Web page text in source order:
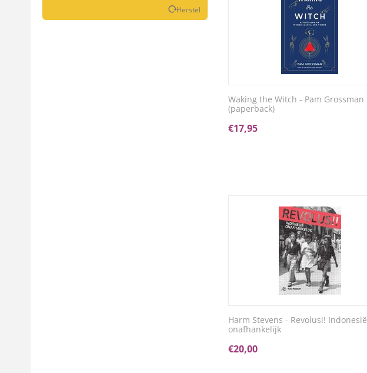
Herstel
Waking the Witch - Pam Grossman
(paperback)
€17,95
Harm Stevens - Revolusi! Indonesië
onafhankelijk
€20,00